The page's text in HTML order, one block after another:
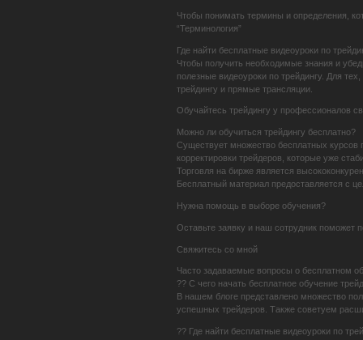
Чтобы понимать термины и определения,
“Терминология”
Где найти бесплатные видеоуроки по
Чтобы получить необходимые знания и
полезные видеоуроки по трейдингу. Для
трейдингу и прямые трансляции.
Обучайтесь трейдингу у профессионалов
Можно ли обучиться трейдингу бесплатно?
Существует множество бесплатных курсов
корректировки трейдеров, которые уже
Торговля на бирже является
Бесплатный материал предоставляется с
Нужна помощь в выборе обучения?
Оставьте заявку и наш сотрудник поможет
Свяжитесь со мной
Часто задаваемые вопросы о бесплатном
?? С чего начать бесплатное обучение
В нашем блоге представлено множество
успешных трейдеров. Также советуем
?? Где найти бесплатные видеоуроки по